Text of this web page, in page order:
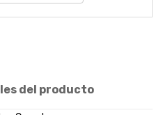
del producto